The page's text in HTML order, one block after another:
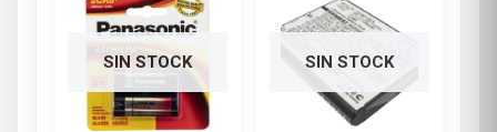
SIN STOCK SIN STOCK